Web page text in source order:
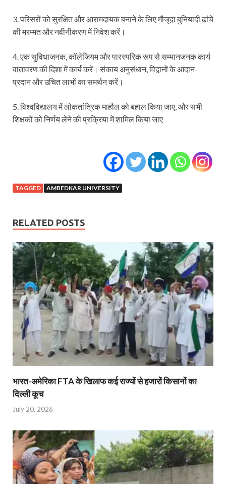
3. परिसरों को सुरक्षित और आरामदायक बनाने के लिए मौजूदा बुनियादी ढांचे
की मरम्मत और नवीनीकरण में निवेश करें।
4. एक सुविधाजनक, कॉलेजियम और पारस्परिक रूप से सम्मानजनक कार्य
वातावरण की दिशा में कार्य करें। संकाय अनुसंधान, विद्वानों के आदान-
प्रदान और उचित लाभों का समर्थन करें।
5. विश्वविद्यालय में लोकतांत्रिक माहौल को बहाल किया जाए, और सभी
शिक्षकों को निर्णय लेने की प्रक्रिया में शामिल किया जाए
TAGGED AMBEDKAR UNIVERSITY
RELATED POSTS
भारत-अमेरिका FTA के खिलाफ कई राज्यों से हजारों किसानों का
दिल्ली कूच
July 20, 2026